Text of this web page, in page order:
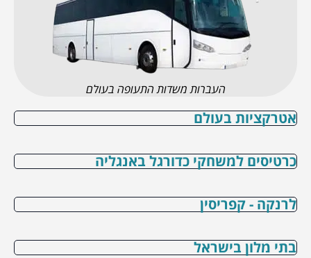
העברות משדות התעופה בעולם
אטרקציות בעולם
כרטיסים למשחקי כדורגל באנגליה
לרנקה - קפריסין
בתי מלון בישראל